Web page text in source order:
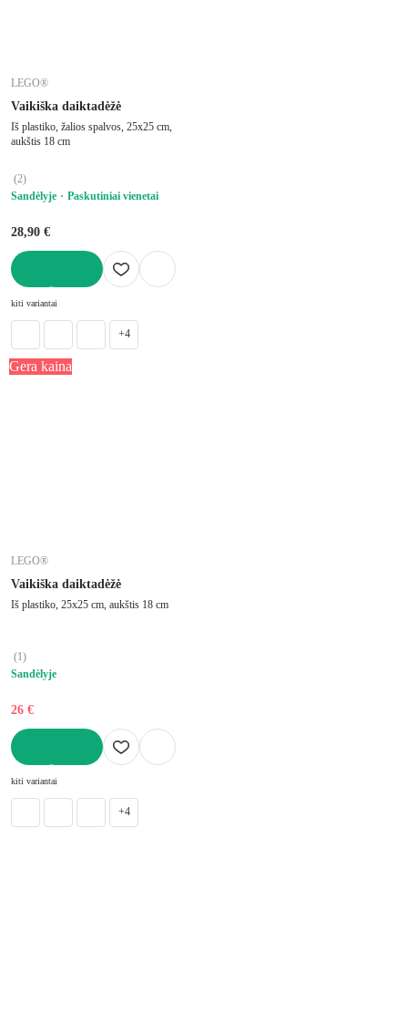
LEGO®
Vaikiška daiktadėžė
Iš plastiko, žalios spalvos, 25x25 cm,
aukštis 18 cm
(2)
Sandėlyje
Paskutiniai vienetai
28,90 €
kiti variantai
+4
Gera kaina
LEGO®
Vaikiška daiktadėžė
Iš plastiko, 25x25 cm, aukštis 18 cm
(1)
Sandėlyje
26 €
kiti variantai
+4